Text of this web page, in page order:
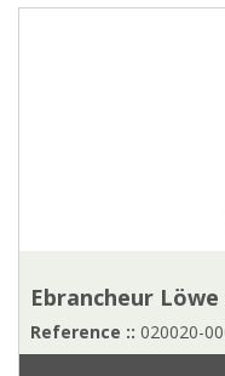
Ebrancheur
Reference :: 020020-